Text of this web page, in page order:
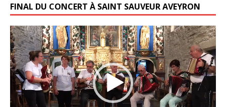
FINAL DU CONCERT À SAINT SAUVEUR AVEYRON
Lecteur
vidéo